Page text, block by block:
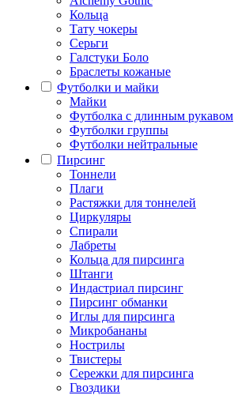
Кольца
Тату чокеры
Серьги
Галстуки Боло
Браслеты кожаные
Футболки и майки
Майки
Футболка с длинным рукавом
Футболки группы
Футболки нейтральные
Пирсинг
Тоннели
Плаги
Растяжки для тоннелей
Циркуляры
Спирали
Лабреты
Кольца для пирсинга
Штанги
Индастриал пирсинг
Пирсинг обманки
Иглы для пирсинга
Микробананы
Нострилы
Твистеры
Сережки для пирсинга
Гвоздики